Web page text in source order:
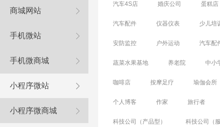
商城网站
手机微站
手机微商城
小程序微站
小程序微商城
汽车4S店 婚庆公司 蛋糕店
汽车配件 仪器仪表 少儿培
安防监控 户外运动 汽车配
蔬菜水果基地 养老院 中小
咖啡店 按摩足疗 瑜伽会所
个人博客 作家 旅行者
科技公司（产品型） 科技公司（